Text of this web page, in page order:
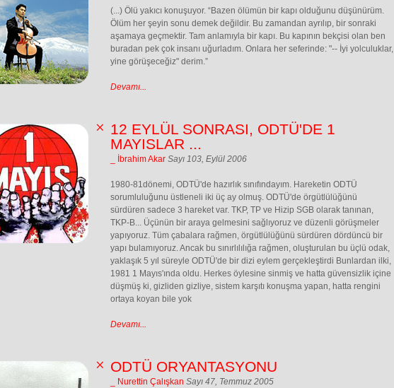
(...) Ölü yakıcı konuşuyor. “Bazen ölümün bir kapı olduğunu düşünürüm.
Ölüm her şeyin sonu demek değildir. Bu zamandan ayrılıp, bir sonraki
aşamaya geçmektir. Tam anlamıyla bir kapı. Bu kapının bekçisi olan ben
buradan pek çok insanı uğurladım. Onlara her seferinde: "-- İyi yolculuklar,
yine görüşeceğiz" derim.”
Devamı...
12 EYLÜL SONRASI, ODTÜ'DE 1
MAYISLAR ...
_ İbrahim Akar Sayı 103, Eylül 2006
1980-81dönemi, ODTÜ'de hazırlık sınıfındayım. Hareketin ODTÜ
sorumluluğunu üstleneli iki üç ay olmuş. ODTÜ'de örgütlülüğünü
sürdüren sadece 3 hareket var. TKP, TP ve Hizip SGB olarak tanınan,
TKP-B... Üçünün bir araya gelmesini sağlıyoruz ve düzenli görüşmeler
yapıyoruz. Tüm çabalara rağmen, örgütlülüğünü sürdüren dördüncü bir
yapı bulamıyoruz. Ancak bu sınırlılılığa rağmen, oluşturulan bu üçlü odak,
yaklaşık 5 yıl süreyle ODTÜ'de bir dizi eylem gerçekleştirdi Bunlardan ilki,
1981 1 Mayıs'ında oldu. Herkes öylesine sinmiş ve hatta güvensizlik içine
düşmüş ki, gizliden gizliye, sistem karşıtı konuşma yapan, hatta rengini
ortaya koyan bile yok
Devamı...
ODTÜ ORYANTASYONU
_ Nurettin Çalışkan Sayı 47, Temmuz 2005